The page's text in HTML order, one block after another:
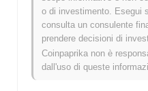
staked per offrire
Inizialmente elencato su
rapidamente guadagnato
l'interesse crescente per lo
di rendimenti.
o di investimento. Esegui
consulta un consulente
prendere decisioni di
Coinpaprika non è
dall'uso di queste